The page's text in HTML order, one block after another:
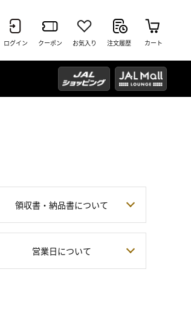
ログイン クーポン お気入り 注文履歴 カート
領収書・納品書について
営業日について